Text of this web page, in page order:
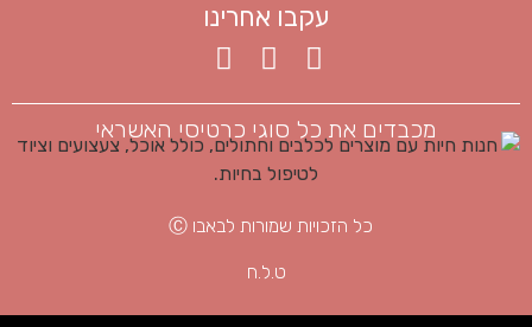
עקבו אחרינו
מכבדים את כל סוגי כרטיסי האשראי
כל הזכויות שמורות לבאבו Ⓒ
ט.ל.ח